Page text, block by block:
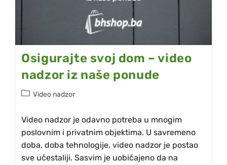
Osigurajte svoj dom – video
nadzor iz naše ponude
Video nadzor
Video nadzor je odavno potreba u mnogim
poslovnim i privatnim objektima. U savremeno
doba, doba tehnologije, video nadzor je postao
sve učestaliji. Sasvim je uobičajeno da na